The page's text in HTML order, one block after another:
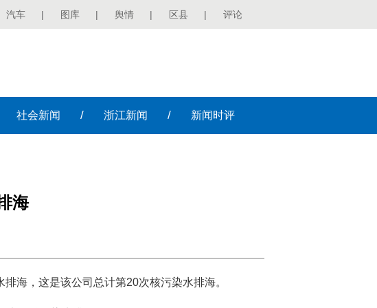
汽车 | 图库 | 舆情 | 区县 | 评论
社会新闻 / 浙江新闻 / 新闻时评
海
海，这是该公司总计第20次核污染水排海。